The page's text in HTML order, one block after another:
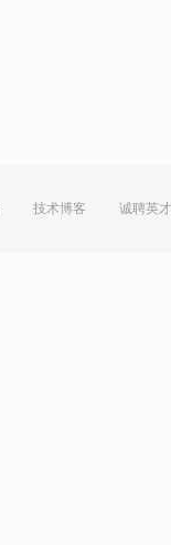
技术博客 诚聘英才